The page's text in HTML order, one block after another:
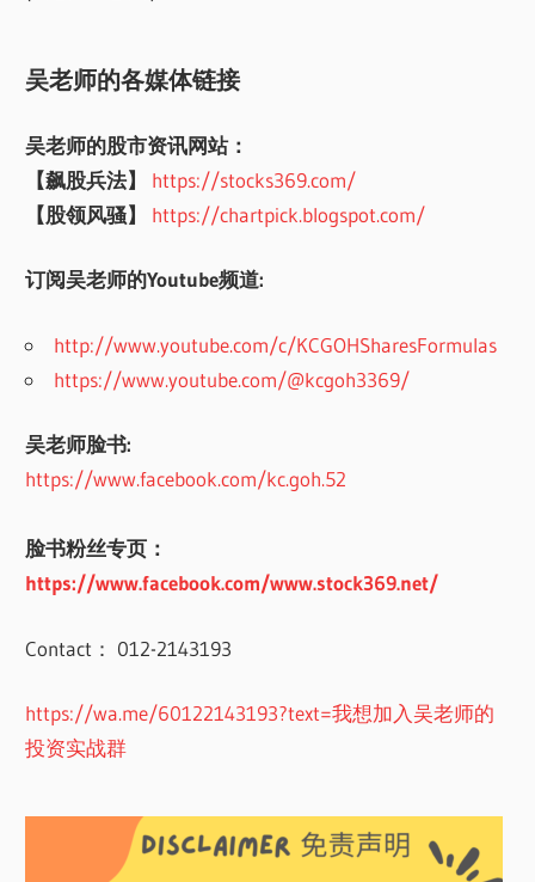
吴老师的各媒体链接
吴老师的股市资讯网站：
【飙股兵法】
https://stocks369.com/
【股领风骚】
https://chartpick.blogspot.com/
订阅吴老师的Youtube频道:
http://www.youtube.com/c/KCGOHSharesFormulas
https://www.youtube.com/@kcgoh3369/
吴老师脸书:
https://www.facebook.com/kc.goh.52
脸书粉丝专页：
https://www.facebook.com/www.stock369.net/
Contact： 012-2143193
https://wa.me/60122143193?text=我想加入吴老师的
投资实战群